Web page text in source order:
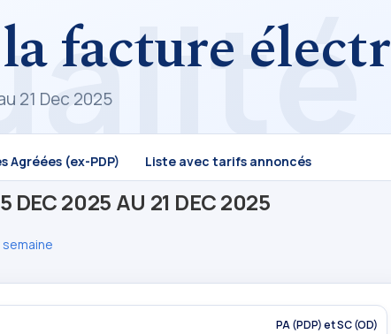
facture
21 Dec 2025
Agréées (ex-PDP) Liste avec tarifs annoncés
DEC 2025 AU 21 DEC 2025
PA (PDP) et SC (OD)